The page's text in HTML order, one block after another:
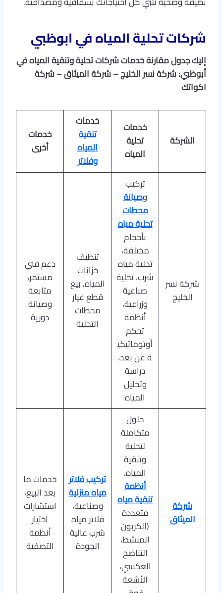
شركات تحلية المياه في ابوظبي
إليك جدول مقارنة خدمات شركات تحلية وتنقية المياه في
أبوظبي: شركة نسر الخليج – شركة الميثاق – شركة
اكواتك
الشركة
خدمات
تحلية
المياه
خدمات
تنقية
المياه
وفلاتر
خدمات
أخرى
شركة نسر
الخليج
تركيب
وصيانة
محطات
تحلية مياه
بأحجام
مختلفة،
تحلية مياه
شرب، تحلية
صناعية
وزراعية،
أنظمة
تحكم
أوتوماتيكي
ة عن بعد،
دراسة
وتحليل
المياه
تنظيف
خزانات
المياه، بيع
قطع غيار
محطات
التحلية
دعم فني
مستمر،
متابعة
وصيانة
دورية
شركة
الميثاق
حلول
متكاملة
لتحلية
وتنقية
المياه،
أنظمة
تنقية مياه
متعددة
(الكربون
المنشط،
التناضح
العكسي،
الأشعة
تركيب فلاتر
مياه منزلية
وصناعية،
فلاتر مياه
شرب عالية
الجودة
خدمات ما
بعد البيع،
استشارات
اختيار
أنظمة
التصفية